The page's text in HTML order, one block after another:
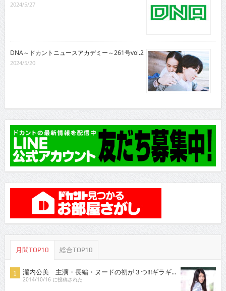
2024/5/27
DNA～ドカントニュースアカデミー～261号vol.2
2024/5/20
月間TOP10 総合TOP10
瀧内公美 主演・長編・ヌードの初が３つ!!!ギラギ...
2014/10/16 に投稿された